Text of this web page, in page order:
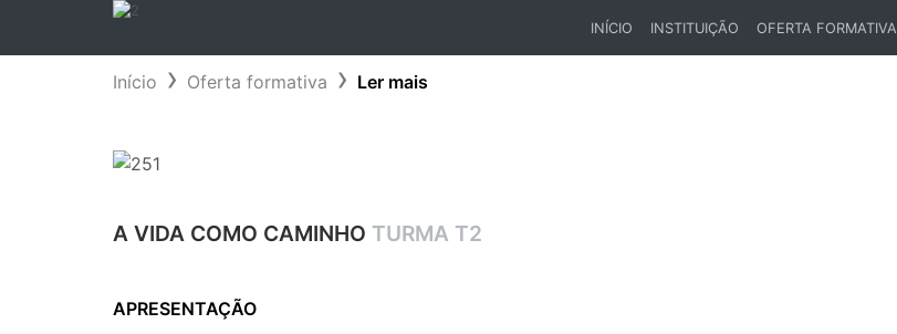
INÍCIO
INSTITUIÇÃO OFERTA FORMATIVA
Início Oferta formativa Ler mais
A VIDA COMO CAMINHO TURMA T2
APRESENTAÇÃO